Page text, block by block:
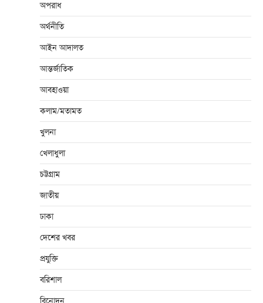
অপরাধ
অর্থনীতি
আইন আদালত
আন্তর্জাতিক
আবহাওয়া
কলাম/মতামত
খুলনা
খেলাধুলা
চট্টগ্রাম
জাতীয়
ঢাকা
দেশের খবর
প্রযুক্তি
বরিশাল
বিনোদন